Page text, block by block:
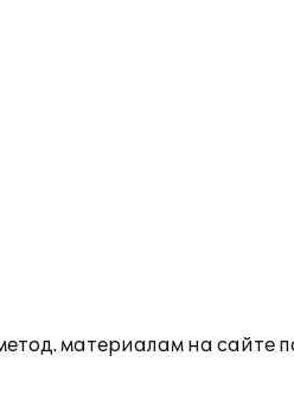
материалам на сайте